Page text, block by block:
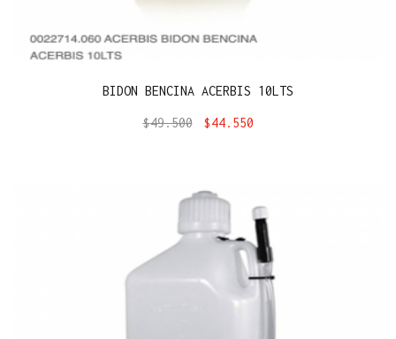
BIDON BENCINA ACERBIS 10LTS
$49.500 $44.550